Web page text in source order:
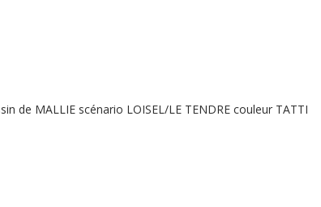
de MALLIE scénario LOISEL/LE TENDRE couleur TATTI